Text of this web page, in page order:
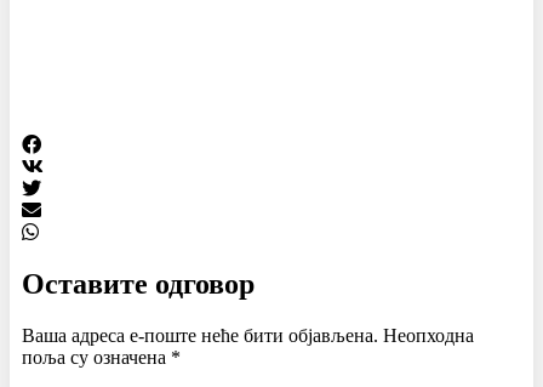
Оставите одговор
Ваша адреса е-поште неће бити објављена. Неопходна
поља су означена *